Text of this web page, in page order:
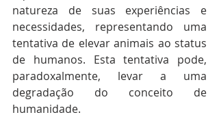
natureza de suas experiências e
necessidades, representando uma
tentativa de elevar animais ao status
de humanos. Esta tentativa pode,
paradoxalmente, levar a uma
degradação do conceito de
humanidade.